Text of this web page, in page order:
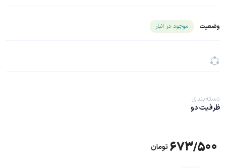
وضعیت موجود در انبارشناسه محصول ۲۵۱۲۱
دسته‌بندی
ظرفیت دو
۶۷۳/۵۰۰ تومان